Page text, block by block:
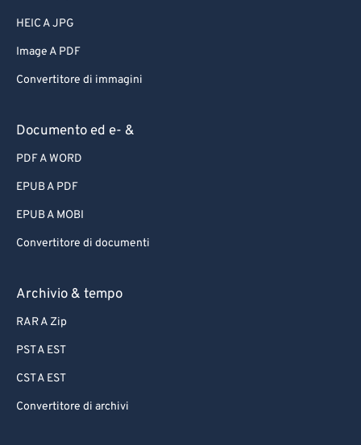
HEIC A JPG
Image A PDF
Convertitore di immagini
Documento ed e- &
PDF A WORD
EPUB A PDF
EPUB A MOBI
Convertitore di documenti
Archivio & tempo
RAR A Zip
PST A EST
CST A EST
Convertitore di archivi